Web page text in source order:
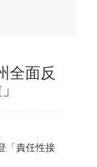
全面反